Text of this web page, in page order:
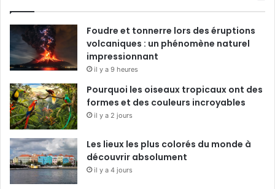
Foudre et tonnerre lors des éruptions
volcaniques : un phénomène naturel
impressionnant
il y a 9 heures
Pourquoi les oiseaux tropicaux ont des
formes et des couleurs incroyables
il y a 2 jours
Les lieux les plus colorés du monde à
découvrir absolument
il y a 4 jours